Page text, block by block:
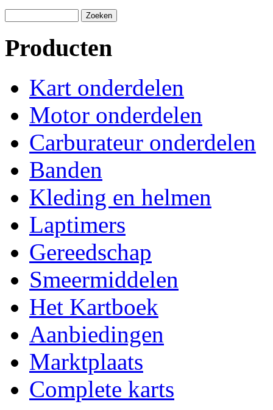
Producten
Kart onderdelen
Motor onderdelen
Carburateur onderdelen
Banden
Kleding en helmen
Laptimers
Gereedschap
Smeermiddelen
Het Kartboek
Aanbiedingen
Marktplaats
Complete karts